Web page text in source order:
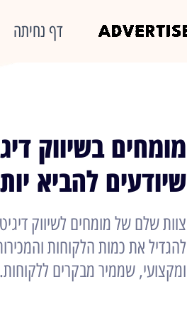
דף נחיתה
מומחים בשיווק
שיודעים להביא
צוות שלם של מומחים לשיווק
להגדיל את כמות הלקוחות
ומקצועי, שממיר מבקרים ללקוחות.